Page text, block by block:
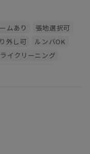
ご希望の方はお気軽に
ではないのでお気を付
ムあり
張地選択可
外し可
ルンバOK
イクリーニング